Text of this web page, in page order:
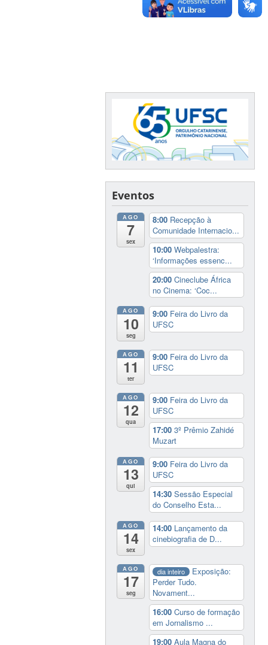
Eventos
AGO
7
sex
8:00 Recepção à
Comunidade Internacio...
10:00Webpalestra:
‘Informações essenc...
20:00Cineclube África
no Cinema: ‘Coc...
AGO
10
seg
9:00 Feira do Livro da
UFSC
AGO
11
ter
9:00 Feira do Livro da
UFSC
AGO
12
qua
9:00 Feira do Livro da
UFSC
17:003º Prêmio Zahidé
Muzart
AGO
13
qui
9:00 Feira do Livro da
UFSC
14:30Sessão Especial
do Conselho Esta...
AGO
14
sex
14:00 Lançamento da
cinebiografia de D...
AGO
17
seg
dia inteiro
Exposição:
Perder Tudo.
Novament...
16:00Curso de formação
em Jornalismo ...
19:00Aula Magna do